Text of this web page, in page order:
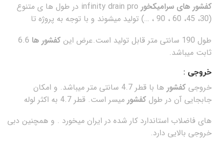
کفشور های سرامیکخور
infinity drain pro در طول ها ی متنوع
(30، 45، 60 ، 90 ، …) تولید میشوند و با توجه به پروژه تا
طول 190 سانتی متر قابل تولید است.عرض این
کفشور ها 6.6
ثابت میباشد.
خروجی :
خروجی کفشور
ها با قطر 4.7 سانتی متر میباشد. و امکان
جابجایی آن در طول کفشور میسر است. قطر 4.7 به اکثر لوله
های فاضلاب استاندارد کار شده در ایران میخورد . و همچنین دبی
خروجی بالایی دارد.